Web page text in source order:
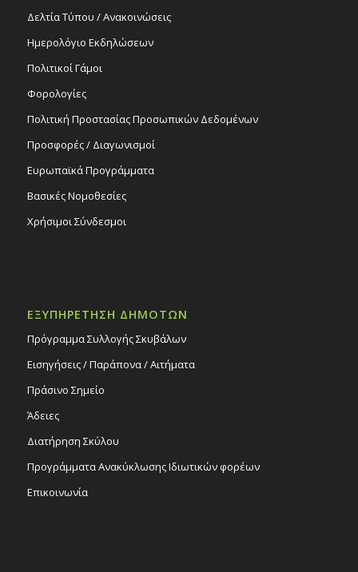
Δελτία Τύπου / Ανακοινώσεις
Ημερολόγιο Εκδηλώσεων
Πολιτικοί Γάμοι
Φορολογίες
Πολιτική Προστασίας Προσωπικών Δεδομένων
Προσφορές / Διαγωνισμοί
Ευρωπαϊκά Προγράμματα
Βασικές Νομοθεσίες
Χρήσιμοι Σύνδεσμοι
ΕΞΥΠΗΡΕΤΗΣΗ ΔΗΜΟΤΩΝ
Πρόγραμμα Συλλογής Σκυβάλων
Εισηγήσεις / Παράπονα / Αιτήματα
Πράσινο Σημείο
Άδειες
Διατήρηση Σκύλου
Προγράμματα Ανακύκλωσης Ιδιωτικών φορέων
Επικοινωνία